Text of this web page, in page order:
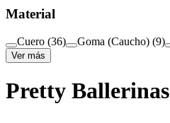
Material
Cuero (36) Goma (Caucho) (9)
Ver más
Pretty Ballerinas